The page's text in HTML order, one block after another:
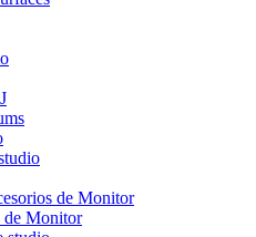
de Monitor
de Monitor